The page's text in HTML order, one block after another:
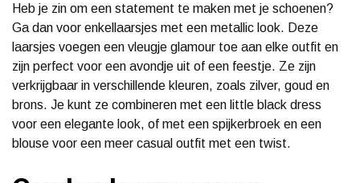
Heb je zin om een statement te maken met je schoenen?
Ga dan voor enkellaarsjes met een metallic look. Deze
laarsjes voegen een vleugje glamour toe aan elke outfit en
zijn perfect voor een avondje uit of een feestje. Ze zijn
verkrijgbaar in verschillende kleuren, zoals zilver, goud en
brons. Je kunt ze combineren met een little black dress
voor een elegante look, of met een spijkerbroek en een
blouse voor een meer casual outfit met een twist.